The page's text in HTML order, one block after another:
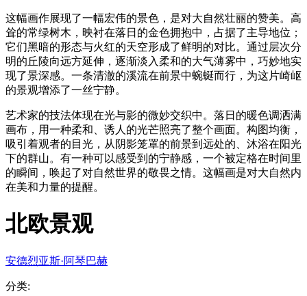
这幅画作展现了一幅宏伟的景色，是对大自然壮丽的赞美。高
耸的常绿树木，映衬在落日的金色拥抱中，占据了主导地位；
它们黑暗的形态与火红的天空形成了鲜明的对比。通过层次分
明的丘陵向远方延伸，逐渐淡入柔和的大气薄雾中，巧妙地实
现了景深感。一条清澈的溪流在前景中蜿蜒而行，为这片崎岖
的景观增添了一丝宁静。
艺术家的技法体现在光与影的微妙交织中。落日的暖色调洒满
画布，用一种柔和、诱人的光芒照亮了整个画面。构图均衡，
吸引着观者的目光，从阴影笼罩的前景到远处的、沐浴在阳光
下的群山。有一种可以感受到的宁静感，一个被定格在时间里
的瞬间，唤起了对自然世界的敬畏之情。这幅画是对大自然内
在美和力量的提醒。
北欧景观
安德烈亚斯·阿琴巴赫
分类: